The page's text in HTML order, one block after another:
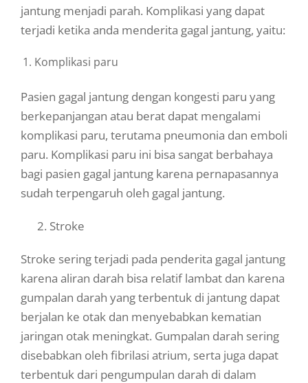
jantung menjadi parah. Komplikasi yang dapat
terjadi ketika anda menderita gagal jantung, yaitu:
Komplikasi paru
Pasien gagal jantung dengan kongesti paru yang
berkepanjangan atau berat dapat mengalami
komplikasi paru, terutama pneumonia dan emboli
paru. Komplikasi paru ini bisa sangat berbahaya
bagi pasien gagal jantung karena pernapasannya
sudah terpengaruh oleh gagal jantung.
2. Stroke
Stroke sering terjadi pada penderita gagal jantung
karena aliran darah bisa relatif lambat dan karena
gumpalan darah yang terbentuk di jantung dapat
berjalan ke otak dan menyebabkan kematian
jaringan otak meningkat. Gumpalan darah sering
disebabkan oleh fibrilasi atrium, serta juga dapat
terbentuk dari pengumpulan darah di dalam